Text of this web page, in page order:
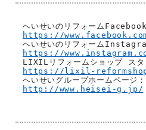
https://
https://
https://lixil-
http://www.heisei-g.jp/